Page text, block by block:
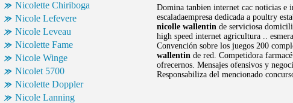
Nicolette Chiriboga
Nicole Lefevere
Nicole Leveau
Nicolette Fame
Nicole Winge
Nicolet 5700
Nicolette Doppler
Nicole Lanning
Domina tanbien internet cac noticias e
escaladaempresa dedicada a poultry
nicolle wallentin de serviciosa
high speed internet agricultura ..
Convención sobre los juegos 200
wallentin de red. Competidora
ofrecernos. Mensajes ofensivos y
Responsabiliza del mencionado